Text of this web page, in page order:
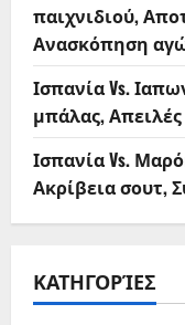
παιχνιδιού,
Ανασκόπηση
Ισπανία Vs.
μπάλας,
Ισπανία Vs.
Ακρίβεια σουτ,
ΚΑΤΗΓΟΡΊΕΣ